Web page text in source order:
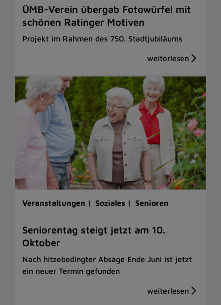
ÜMB-Verein übergab Fotowürfel mit
schönen Ratinger Motiven
Projekt im Rahmen des 750. Stadtjubiläums
Veranstaltungen | Soziales | Senioren
Seniorentag steigt jetzt am 10.
Oktober
Nach hitzebedingter Absage Ende Juni ist jetzt
ein neuer Termin gefunden